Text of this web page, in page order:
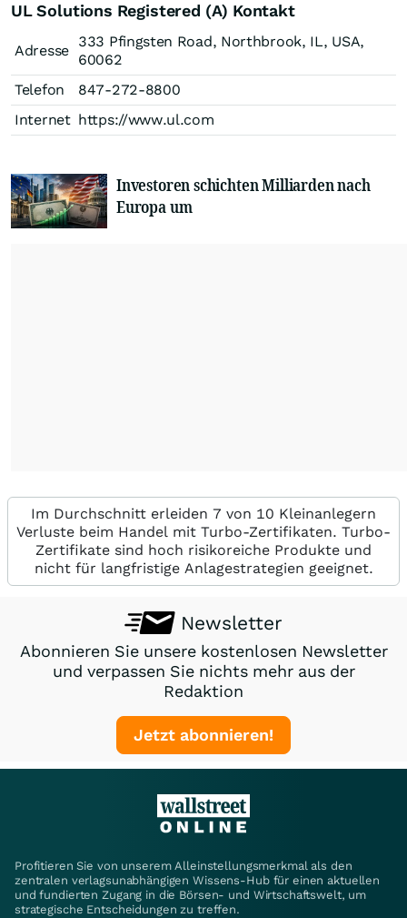
UL Solutions Registered (A) Kontakt
Adresse
333 Pfingsten Road, Northbrook, IL, USA,
60062
Telefon
847-272-8800
Internet https://www.ul.com
Investoren schichten Milliarden nach
Europa um
Im Durchschnitt erleiden 7 von 10 Kleinanlegern
Verluste beim Handel mit Turbo-Zertifikaten. Turbo-
Zertifikate sind hoch risikoreiche Produkte und
nicht für langfristige Anlagestrategien geeignet.
Newsletter
Abonnieren Sie unsere kostenlosen Newsletter
und verpassen Sie nichts mehr aus der
Redaktion
Jetzt abonnieren!
Profitieren Sie von unserem Alleinstellungsmerkmal als den
zentralen verlagsunabhängigen Wissens-Hub für einen aktuellen
und fundierten Zugang in die Börsen- und Wirtschaftswelt, um
strategische Entscheidungen zu treffen.